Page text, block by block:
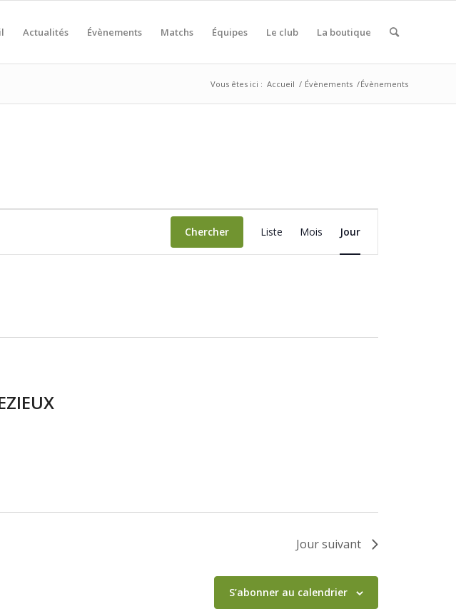
Actualités Évènements Matchs Équipes Le club La boutique
Vous êtes ici : Accueil / Évènements /Évènements
Chercher
de
Liste Mois Jour
Jour suivant
S’abonner au calendrier